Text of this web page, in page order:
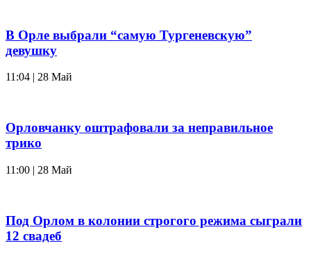
В Орле выбрали “самую Тургеневскую”
девушку
11:04 | 28 Май
Орловчанку оштрафовали за неправильное
трико
11:00 | 28 Май
Под Орлом в колонии строгого режима сыграли
12 свадеб